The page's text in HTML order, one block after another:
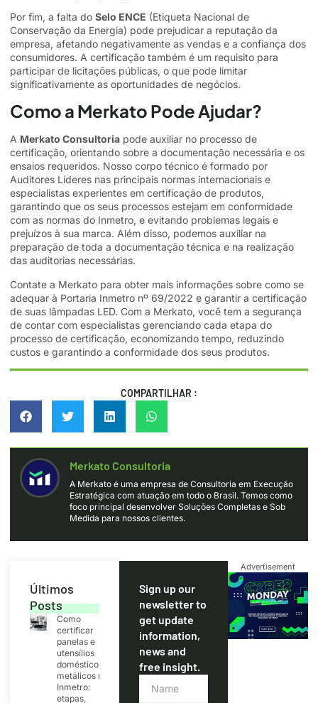
Por fim, a falta do Selo ENCE (Etiqueta Nacional de
Conservação da Energia) pode prejudicar a reputação da
empresa, afetando negativamente as vendas e a confiança dos
consumidores. A certificação também é um requisito para
participar de licitações públicas, o que pode limitar
significativamente as oportunidades de negócios.
Como a Merkato Pode Ajudar?
A Merkato Consultoria pode auxiliar no processo de
certificação, orientando sobre a documentação necessária e os
ensaios requeridos. Nosso corpo técnico é formado por
Auditores Líderes nas principais normas internacionais e
especialistas experientes em certificação de produtos,
garantindo que os seus processos estejam em conformidade
com as normas do Inmetro, e evitando problemas legais e
prejuízos à sua marca. Além disso, podemos auxiliar na
preparação de toda a documentação técnica e na realização
das auditorias necessárias.
Contate a Merkato para obter mais informações sobre como se
adequar à Portaria Inmetro nº 69/2022 e garantir a certificação
de suas lâmpadas LED. Com a Merkato, você tem a segurança
de contar com especialistas gerenciando cada etapa do
processo de certificação, economizando tempo, reduzindo
custos e garantindo a conformidade dos seus produtos.
COMPARTILHAR :
Merkato Consultoria
​A Merkato é uma empresa de Consultoria em Execução
Estratégica com atuação em todo o Brasil. Temos como
foco principal desenvolver Soluções Completas e Sob
Medida para nossos clientes.
Últimos
Posts
Como
certificar
panelas e
utensílios
domésticos
metálicos no
Inmetro:
etapas,
Sign up our
newsletter to
get update
information,
news and
free insight.
Advertisement